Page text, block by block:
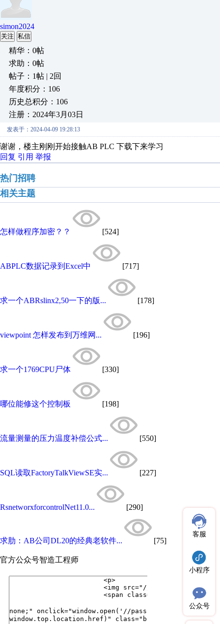
simon2024
关注 私信
精华：0帖
求助：0帖
帖子：1帖 | 2回
年度积分：106
历史总积分：106
注册：2024年3月03日
发表于：2024-04-09 19:28:13
谢谢，楼主刚刚开始接触AB PLC 下载下来学习
回复 引用 举报
热门招聘
相关主题
怎样做程序加密？？ [524]
ABPLC数据记录到Excel中 [717]
求一个ABRslinx2,50一下的版... [178]
viewpoint 怎样发布到万维网... [196]
求一个1769CPU尸体 [330]
哪位能修这个控制板 [198]
流量测量的压力温度补偿公式... [550]
SQL读取FactoryTalkViewSE实... [227]
RsnetworxforcontrolNet11.0... [290]
求肋：AB公司DL20的经典老软件... [75]
官方公众号智造工程师
客服
小程序
公众号